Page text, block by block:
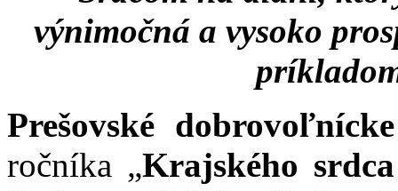
výnimočná a vysoko
Prešovské
ročníka „Krajského